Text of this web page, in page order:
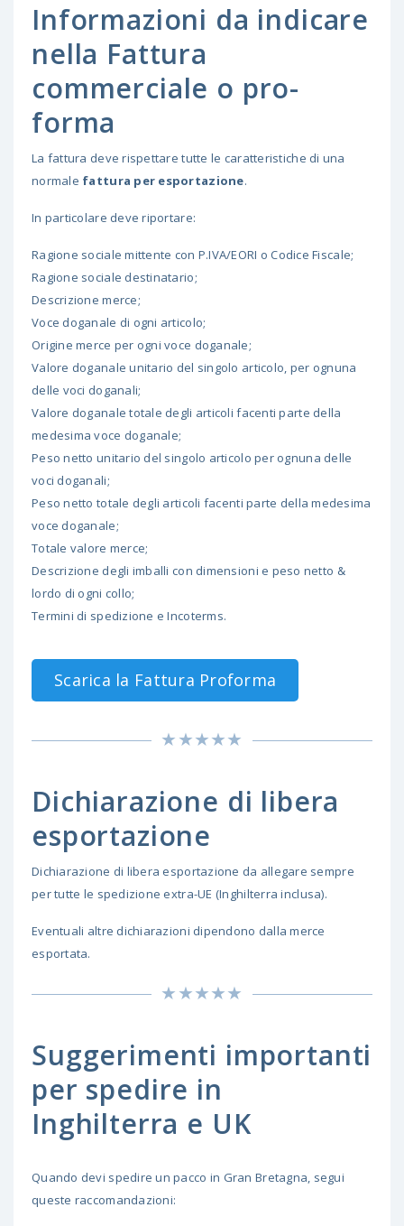
Informazioni da indicare
nella Fattura
commerciale o pro-
forma
La fattura deve rispettare tutte le caratteristiche di una
normale fattura per esportazione.
In particolare deve riportare:
Ragione sociale mittente con P.IVA/EORI o Codice Fiscale;
Ragione sociale destinatario;
Descrizione merce;
Voce doganale di ogni articolo;
Origine merce per ogni voce doganale;
Valore doganale unitario del singolo articolo, per ognuna
delle voci doganali;
Valore doganale totale degli articoli facenti parte della
medesima voce doganale;
Peso netto unitario del singolo articolo per ognuna delle
voci doganali;
Peso netto totale degli articoli facenti parte della medesima
voce doganale;
Totale valore merce;
Descrizione degli imballi con dimensioni e peso netto &
lordo di ogni collo;
Termini di spedizione e Incoterms.
Scarica la Fattura Proforma
Dichiarazione di libera
esportazione
Dichiarazione di libera esportazione da allegare sempre
per tutte le spedizione extra-UE (Inghilterra inclusa).
Eventuali altre dichiarazioni dipendono dalla merce
esportata.
Suggerimenti importanti
per spedire in
Inghilterra e UK
Quando devi spedire un pacco in Gran Bretagna, segui
queste raccomandazioni: